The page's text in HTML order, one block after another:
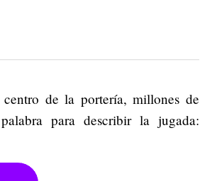
de la portería, millones de
para describir la jugada: